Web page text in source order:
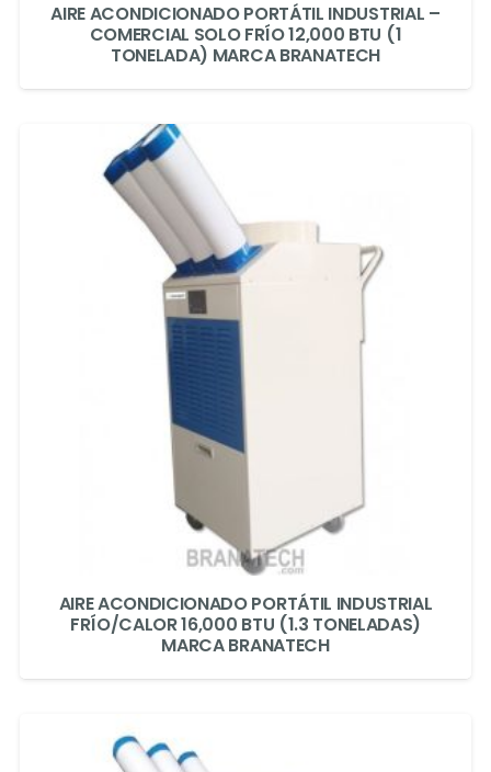
AIRE ACONDICIONADO PORTÁTIL INDUSTRIAL –
COMERCIAL SOLO FRÍO 12,000 BTU (1
TONELADA) MARCA BRANATECH
AIRE ACONDICIONADO PORTÁTIL INDUSTRIAL
FRÍO/CALOR 16,000 BTU (1.3 TONELADAS)
MARCA BRANATECH